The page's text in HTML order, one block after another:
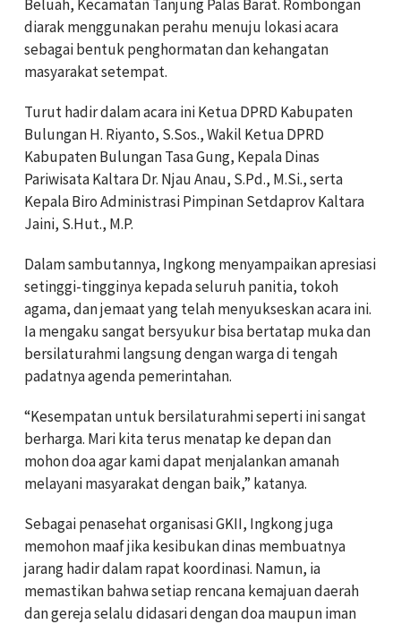
Beluah, Kecamatan Tanjung Palas Barat. Rombongan
diarak menggunakan perahu menuju lokasi acara
sebagai bentuk penghormatan dan kehangatan
masyarakat setempat.
Turut hadir dalam acara ini Ketua DPRD Kabupaten
Bulungan H. Riyanto, S.Sos., Wakil Ketua DPRD
Kabupaten Bulungan Tasa Gung, Kepala Dinas
Pariwisata Kaltara Dr. Njau Anau, S.Pd., M.Si., serta
Kepala Biro Administrasi Pimpinan Setdaprov Kaltara
Jaini, S.Hut., M.P.
Dalam sambutannya, Ingkong menyampaikan apresiasi
setinggi-tingginya kepada seluruh panitia, tokoh
agama, dan jemaat yang telah menyukseskan acara ini.
Ia mengaku sangat bersyukur bisa bertatap muka dan
bersilaturahmi langsung dengan warga di tengah
padatnya agenda pemerintahan.
“Kesempatan untuk bersilaturahmi seperti ini sangat
berharga. Mari kita terus menatap ke depan dan
mohon doa agar kami dapat menjalankan amanah
melayani masyarakat dengan baik,” katanya.
Sebagai penasehat organisasi GKII, Ingkong juga
memohon maaf jika kesibukan dinas membuatnya
jarang hadir dalam rapat koordinasi. Namun, ia
memastikan bahwa setiap rencana kemajuan daerah
dan gereja selalu didasari dengan doa maupun iman